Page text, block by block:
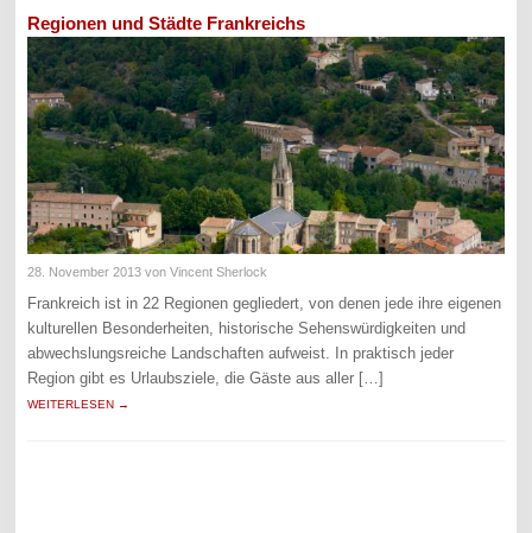
Regionen und Städte Frankreichs
28. November 2013 von Vincent Sherlock
Frankreich ist in 22 Regionen gegliedert, von denen jede ihre eigenen
kulturellen Besonderheiten, historische Sehenswürdigkeiten und
abwechslungsreiche Landschaften aufweist. In praktisch jeder
Region gibt es Urlaubsziele, die Gäste aus aller […]
WEITERLESEN →